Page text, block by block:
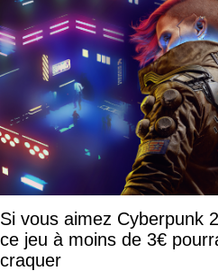
Si vous aimez Cyberpunk
ce jeu à moins de 3€
craquer